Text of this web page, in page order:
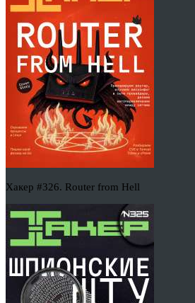
Хакер #326. Router from Hell